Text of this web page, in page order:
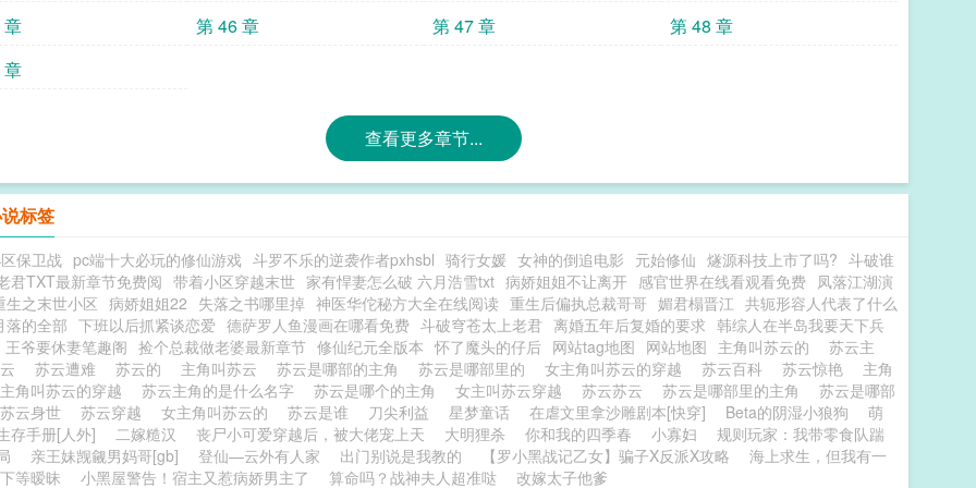
章 第 46 章 第 47 章
第 48 章
章
查看更多章节...
标签
保卫战 pc端十大必玩的修仙游戏 斗罗不乐的逆袭作者pxhsbl 骑行女媛 女神的倒追电影 元始修仙 燧源科技上市了吗? 斗破谁
君TXT最新章节免费阅 带着小区穿越末世 家有悍妻怎么破 六月浩雪txt 病娇姐姐不让离开 感官世界在线看观看免费 凤落江湖演
生之末世小区 病娇姐姐22 失落之书哪里掉 神医华佗秘方大全在线阅读 重生后偏执总裁哥哥 媚君榻晋江 共轭形容人代表了什么
落的全部 下班以后抓紧谈恋爱 德萨罗人鱼漫画在哪看免费 斗破穹苍太上老君 离婚五年后复婚的要求 韩综人在半岛我要天下兵
王爷要休妻笔趣阁 捡个总裁做老婆最新章节 修仙纪元全版本 怀了魔头的仔后 网站tag地图 网站地图 主角叫苏云的
苏云主
苏云遭难 苏云的 主角叫苏云 苏云是哪部的主角 苏云是哪部里的 女主角叫苏云的穿越 苏云百科 苏云惊艳
主角
主角叫苏云的穿越
苏云主角的是什么名字 苏云是哪个的主角 女主叫苏云穿越 苏云苏云 苏云是哪部里的主角
苏云是哪部
苏云身世
苏云穿越 女主角叫苏云的 苏云是谁 刀尖利益 星梦童话 在虐文里拿沙雕剧本[快穿] Beta的阴湿小狼狗
萌
存手册[人外]
二嫁糙汉 丧尸小可爱穿越后，被大佬宠上天 大明狸杀 你和我的四季春 小寡妇
规则玩家：我带零食队踹
亲王妹觊觎男妈哥[gb] 登仙—云外有人家 出门别说是我教的 【罗小黑战记乙女】骗子X反派X攻略
海上求生，但我有一
下等暧昧
小黑屋警告！宿主又惹病娇男主了 算命吗？战神夫人超准哒 改嫁太子他爹